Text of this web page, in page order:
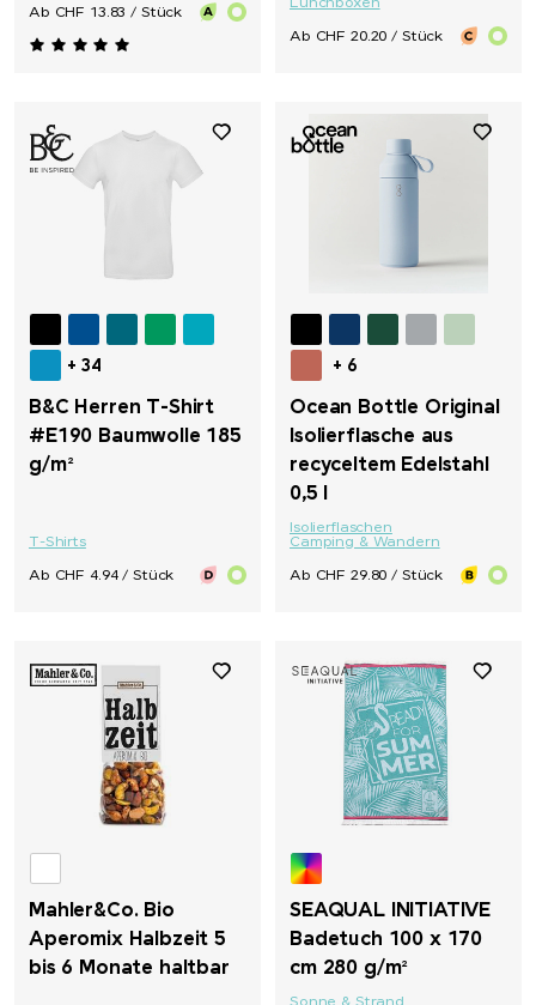
Ab CHF 13.83 / Stück
Lunchboxen
Ab CHF 20.20 / Stück
+ 34
B&C Herren T-Shirt
#E190 Baumwolle 185
g/m²
T-Shirts
Ab CHF 4.94 / Stück
+ 6
Ocean Bottle Original
Isolierflasche aus
recyceltem Edelstahl
0,5 l
Isolierflaschen
Camping & Wandern
Ab CHF 29.80 / Stück
Mahler&Co. Bio
Aperomix Halbzeit 5
bis 6 Monate haltbar
SEAQUAL INITIATIVE
Badetuch 100 x 170
cm 280 g/m²